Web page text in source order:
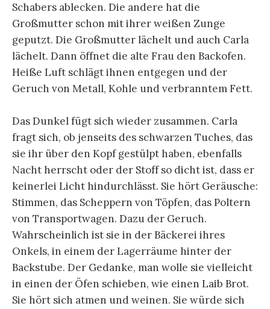
Schabers ablecken. Die andere hat die
Großmutter schon mit ihrer weißen Zunge
geputzt. Die Großmutter lächelt und auch Carla
lächelt. Dann öffnet die alte Frau den Backofen.
Heiße Luft schlägt ihnen entgegen und der
Geruch von Metall, Kohle und verbranntem Fett.
Das Dunkel fügt sich wieder zusammen. Carla
fragt sich, ob jenseits des schwarzen Tuches, das
sie ihr über den Kopf gestülpt haben, ebenfalls
Nacht herrscht oder der Stoff so dicht ist, dass er
keinerlei Licht hindurchlässt. Sie hört Geräusche:
Stimmen, das Scheppern von Töpfen, das Poltern
von Transportwagen. Dazu der Geruch.
Wahrscheinlich ist sie in der Bäckerei ihres
Onkels, in einem der Lagerräume hinter der
Backstube. Der Gedanke, man wolle sie vielleicht
in einen der Öfen schieben, wie einen Laib Brot.
Sie hört sich atmen und weinen. Sie würde sich